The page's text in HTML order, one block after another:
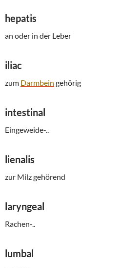
hepatis
an oder in der Leber
iliac
zum Darmbein gehörig
intestinal
Eingeweide-..
lienalis
zur Milz gehörend
laryngeal
Rachen-..
lumbal